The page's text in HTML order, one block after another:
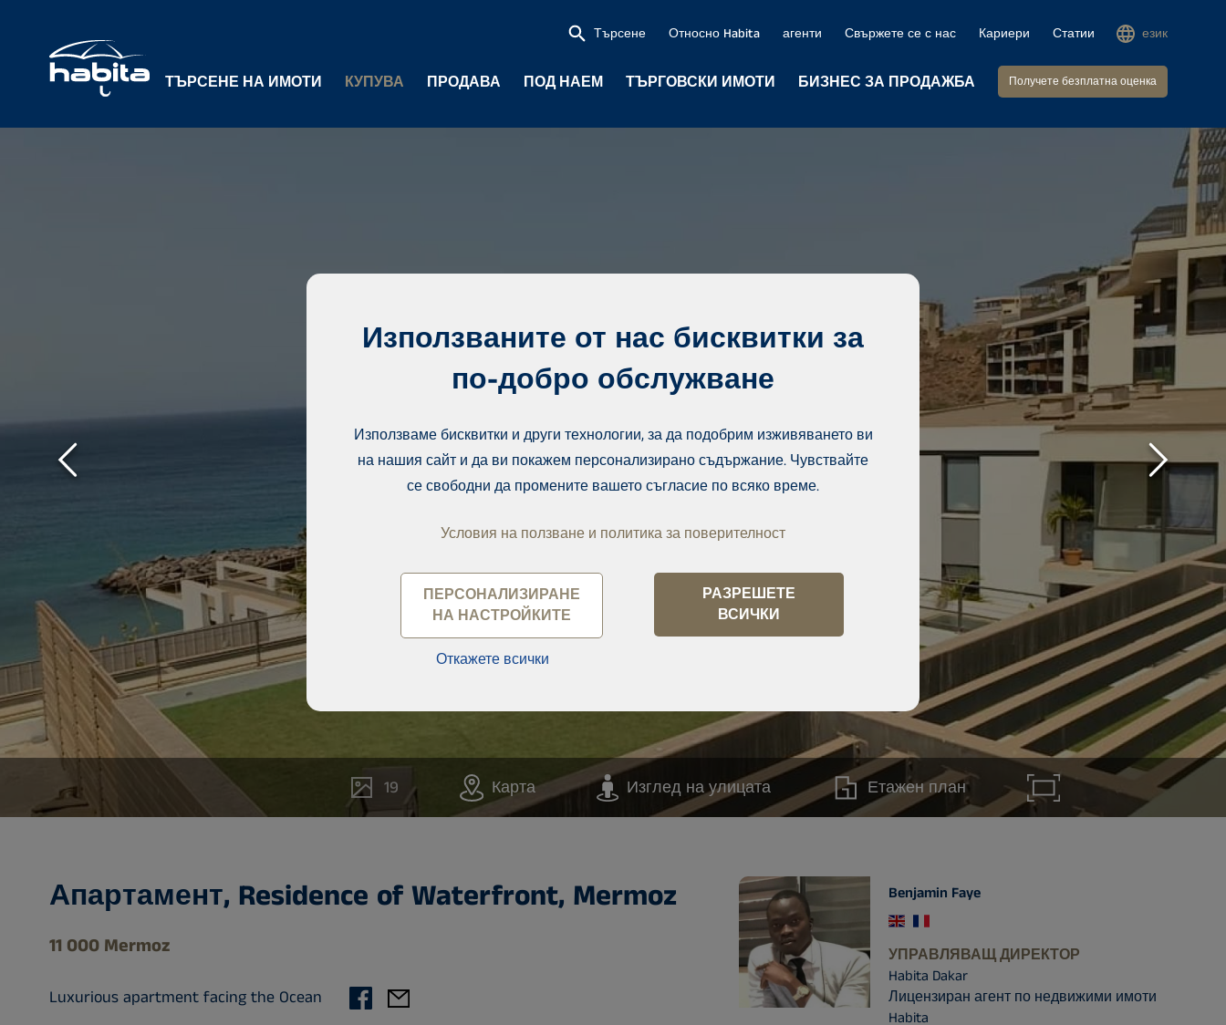
ТЪРСЕНЕ НА ИМОТИ КУПУВА ПРОДАВА ПОД НАЕМ ТЪРГОВСКИ ИМОТИ БИЗНЕС ЗА ПРОДАЖБА Получете безплатна оценка
Търсене Относно Habita агенти Свържете се с нас Кариери Статии език
19 Карта Изглед на улицата Етажен план
Апартамент, Residence of Waterfront, Mermoz
11 000 Mermoz
Luxurious apartment facing the Ocean
Benjamin Faye
УПРАВЛЯВАЩ ДИРЕКТОР
Habita Dakar
Лицензиран агент по недвижими имоти
Habita
Използваните от нас бисквитки за
по-добро обслужване
Използваме бисквитки и други технологии, за да подобрим изживяването ви
на нашия сайт и да ви покажем персонализирано съдържание. Чувствайте
се свободни да промените вашето съгласие по всяко време.
Условия на ползване и политика за поверителност
ПЕРСОНАЛИЗИРАНЕ
НА НАСТРОЙКИТЕ
Откажете всички
РАЗРЕШЕТЕ
ВСИЧКИ